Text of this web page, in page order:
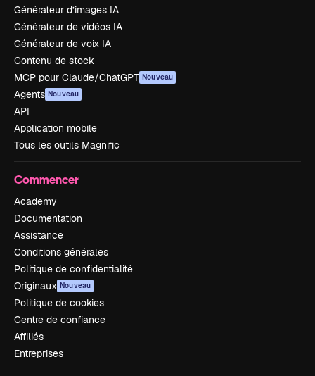
Générateur d’images IA
Générateur de vidéos IA
Générateur de voix IA
Contenu de stock
MCP pour Claude/ChatGPT Nouveau
Agents Nouveau
API
Application mobile
Tous les outils Magnific
Commencer
Academy
Documentation
Assistance
Conditions générales
Politique de confidentialité
Originaux Nouveau
Politique de cookies
Centre de confiance
Affiliés
Entreprises